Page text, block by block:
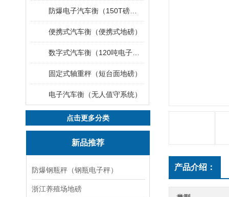
便携式汽车衡（便携式地磅）
固定式轴重秤（短台面地磅）
电子汽车衡（无人值守系统）
点击更多分类
新品推荐
防爆钢瓶秤（钢瓶电子秤）
浙江养殖场地磅
产品介绍：